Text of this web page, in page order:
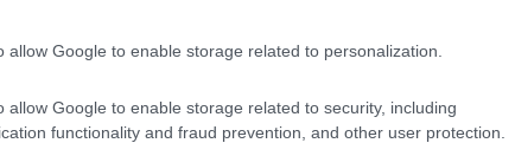
allow Google to enable storage related to personalization.
allow Google to enable storage related to security, including
functionality and fraud prevention, and other user protection.
2022 να ξεκινήσουμε τους δυο διαγωνισμούς
και την ανάπτυξη της μαρίνας μεγάλων
και της κυβέρνησης», τόνισε ο κ.Πολίτης σε